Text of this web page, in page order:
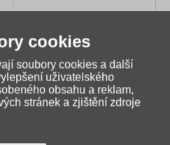
cookies
soubory cookies a další
uživatelského
obsahu a reklam,
stránek a zjištění zdroje